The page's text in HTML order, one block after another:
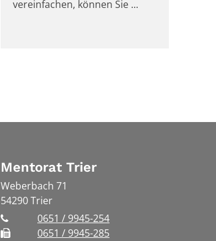
vereinfachen, können Sie ...
Mentorat Trier
Weberbach 71
54290Trier
0651 / 9945-254
0651 / 9945-285